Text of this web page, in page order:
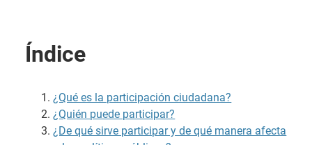
Índice
¿Qué es la participación ciudadana?
¿Quién puede participar?
¿De qué sirve participar y de qué manera afecta